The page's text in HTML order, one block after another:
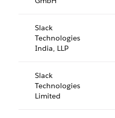
Slack
Technologies
India, LLP
Slack
Technologies
Limited